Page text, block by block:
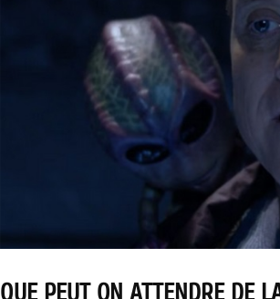
QUE PEUT ON ATTENDRE DE